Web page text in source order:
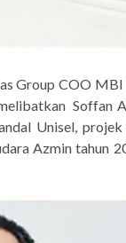
Group COO
Soffan
Unisel, projek
Azmin tahun